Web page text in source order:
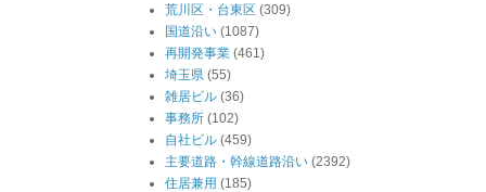
荒川区・台東区 (309)
国道沿い (1087)
再開発事業 (461)
埼玉県 (55)
雑居ビル (36)
事務所 (102)
自社ビル (459)
主要道路・幹線道路沿い (2392)
住居兼用 (185)